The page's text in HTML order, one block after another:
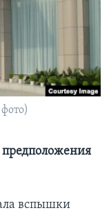
предположения
вспышки